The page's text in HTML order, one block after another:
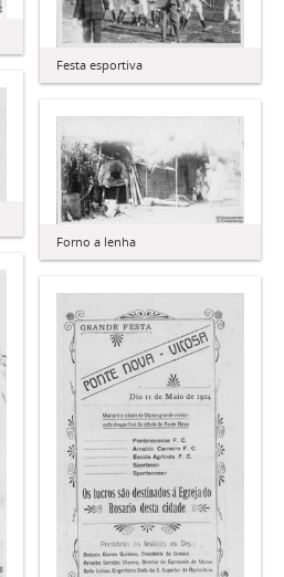
Festa esportiva
Forno a lenha